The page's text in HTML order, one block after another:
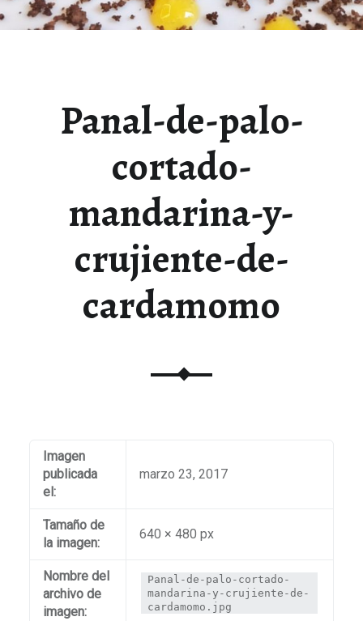
Panal-de-palo-
cortado-
mandarina-y-
crujiente-de-
cardamomo
Imagen
publicada
el:
marzo 23, 2017
Tamaño de
la imagen:
640 × 480 px
Nombre del
archivo de
imagen:
Panal-de-palo-cortado-
mandarina-y-crujiente-de-
cardamomo.jpg